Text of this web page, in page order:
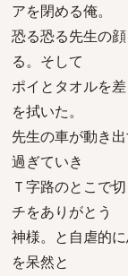
アを閉める俺。
恐る恐る先生の
る。そして
ポイとタオルを
を拭いた。
先生の車が動き
過ぎていき
Ｔ字路のとこで
チをありがとう
神様。と自虐的
を呆然と